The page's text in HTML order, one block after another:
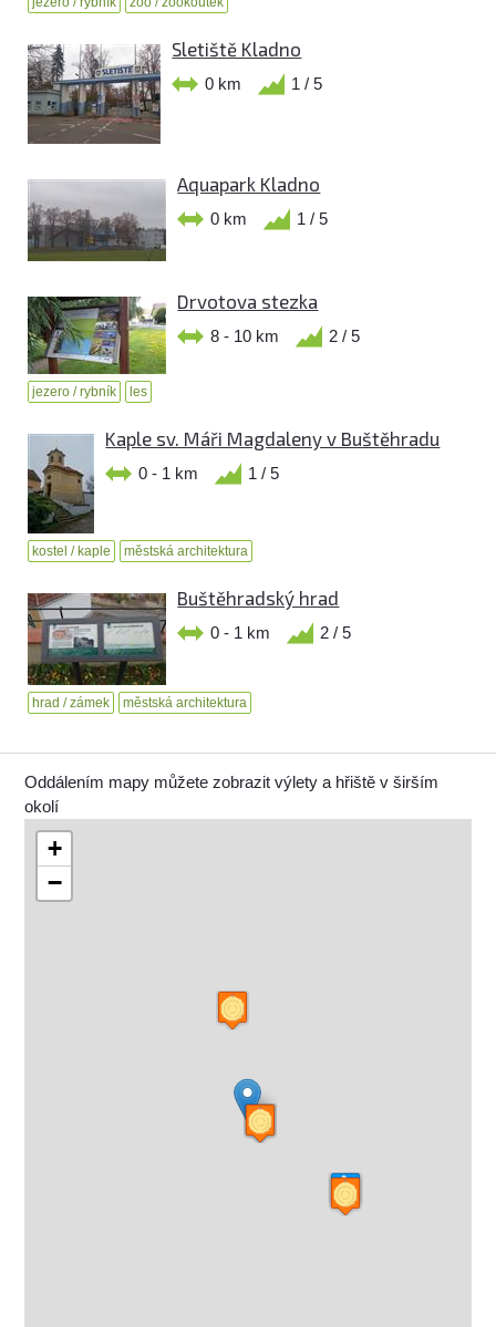
Sletiště Kladno
0 km 1 / 5
Aquapark Kladno
0 km 1 / 5
Drvotova stezka
8 - 10 km 2 / 5
jezero / rybník les
Kaple sv. Máři Magdaleny v Buštěhradu
0 - 1 km 1 / 5
kostel / kaple městská architektura
Buštěhradský hrad
0 - 1 km 2 / 5
hrad / zámek městská architektura
Oddálením mapy můžete zobrazit výlety a hřiště v širším
okolí
+
−